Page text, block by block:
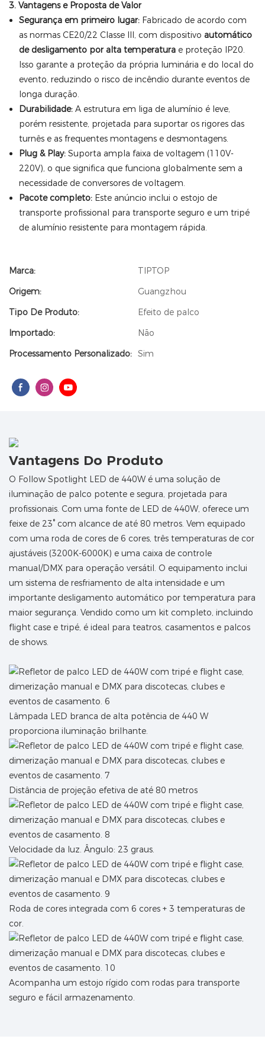
3. Vantagens e Proposta de Valor
Segurança em primeiro lugar:Fabricado de acordo com
as normas CE20/22 Classe III, com dispositivo automático
de desligamento por alta temperaturae proteção IP20.
Isso garante a proteção da própria luminária e do local do
evento, reduzindo o risco de incêndio durante eventos de
longa duração.
Durabilidade:A estrutura em liga de alumínio é leve,
porém resistente, projetada para suportar os rigores das
turnês e as frequentes montagens e desmontagens.
Plug & Play:Suporta ampla faixa de voltagem (110V-
220V), o que significa que funciona globalmente sem a
necessidade de conversores de voltagem.
Pacote completo:Este anúncio inclui o estojo de
transporte profissional para transporte seguro e um tripé
de alumínio resistente para montagem rápida.
Marca:
TIPTOP
Origem:
Guangzhou
Tipo De Produto:
Efeito de palco
Importado:
Não
Processamento Personalizado: Sim
Vantagens Do Produto
O Follow Spotlight LED de 440W é uma solução de
iluminação de palco potente e segura, projetada para
profissionais. Com uma fonte de LED de 440W, oferece um
feixe de 23° com alcance de até 80 metros. Vem equipado
com uma roda de cores de 6 cores, três temperaturas de cor
ajustáveis ​​(3200K-6000K) e uma caixa de controle
manual/DMX para operação versátil. O equipamento inclui
um sistema de resfriamento de alta intensidade e um
importante desligamento automático por temperatura para
maior segurança. Vendido como um kit completo, incluindo
flight case e tripé, é ideal para teatros, casamentos e palcos
de shows.
Lâmpada LED branca de alta potência de 440 W
proporciona iluminação brilhante.
Distância de projeção efetiva de até 80 metros
Velocidade da luz. Ângulo: 23 graus.
Roda de cores integrada com 6 cores + 3 temperaturas de
cor.
Acompanha um estojo rígido com rodas para transporte
seguro e fácil armazenamento.